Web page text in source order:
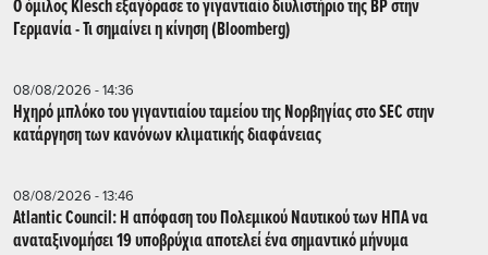
Ο όμιλος Klesch εξαγόρασε το γιγαντιαίο διυλιστήριο της BP στην
Γερμανία - Τι σημαίνει η κίνηση (Βloomberg)
08/08/2026 - 14:36
Ηχηρό μπλόκο του γιγαντιαίου ταμείου της Νορβηγίας στο SEC στην
κατάργηση των κανόνων κλιματικής διαφάνειας
08/08/2026 - 13:46
Atlantic Council: Η απόφαση του Πολεμικού Ναυτικού των ΗΠΑ να
αναταξινομήσει 19 υποβρύχια αποτελεί ένα σημαντικό μήνυμα